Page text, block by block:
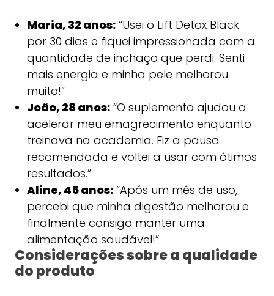
Maria, 32 anos:“Usei o Lift Detox Black
por 30 dias e fiquei impressionada com a
quantidade de inchaço que perdi. Senti
mais energia e minha pele melhorou
muito!”
João, 28 anos:“O suplemento ajudou a
acelerar meu emagrecimento enquanto
treinava na academia. Fiz a pausa
recomendada e voltei a usar com ótimos
resultados.”
Aline, 45 anos:“Após um mês de uso,
percebi que minha digestão melhorou e
finalmente consigo manter uma
alimentação saudável!”
Considerações sobre a qualidade
do produto